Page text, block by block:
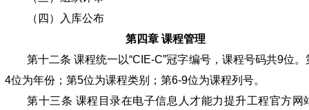
（四）入库公布
第四章 课程管理
第十二条 课程统一以“CIE-C”冠字编号，课程号码共9位。
4位为年份；第5位为课程类别；第6-9位为课程列号。
第十三条 课程目录在电子信息人才能力提升工程官方网